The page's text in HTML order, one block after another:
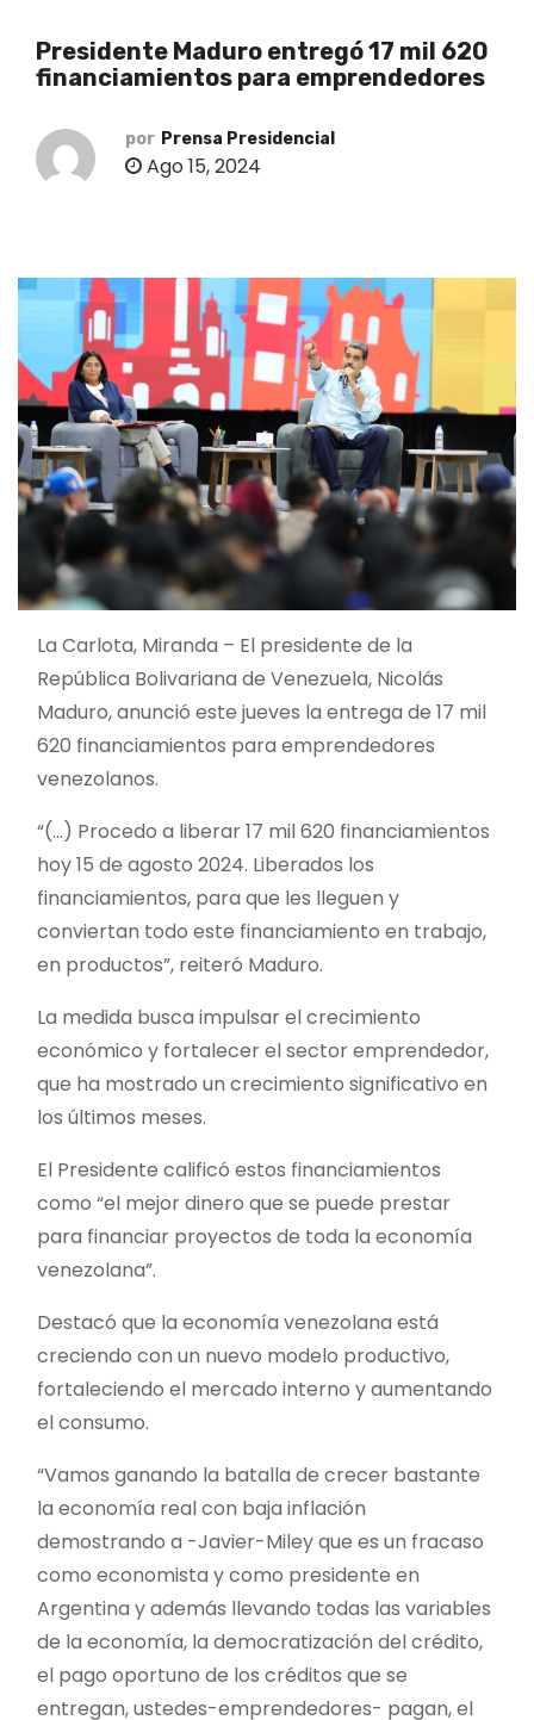
Presidente Maduro entregó 17 mil 620
financiamientos para emprendedores
por Prensa Presidencial
Ago 15, 2024
La Carlota, Miranda – El presidente de la
República Bolivariana de Venezuela, Nicolás
Maduro, anunció este jueves la entrega de 17 mil
620 financiamientos para emprendedores
venezolanos.
“(…) Procedo a liberar 17 mil 620 financiamientos
hoy 15 de agosto 2024. Liberados los
financiamientos, para que les lleguen y
conviertan todo este financiamiento en trabajo,
en productos”, reiteró Maduro.
La medida busca impulsar el crecimiento
económico y fortalecer el sector emprendedor,
que ha mostrado un crecimiento significativo en
los últimos meses.
El Presidente calificó estos financiamientos
como “el mejor dinero que se puede prestar
para financiar proyectos de toda la economía
venezolana”.
Destacó que la economía venezolana está
creciendo con un nuevo modelo productivo,
fortaleciendo el mercado interno y aumentando
el consumo.
“Vamos ganando la batalla de crecer bastante
la economía real con baja inflación
demostrando a -Javier-Miley que es un fracaso
como economista y como presidente en
Argentina y además llevando todas las variables
de la economía, la democratización del crédito,
el pago oportuno de los créditos que se
entregan, ustedes-emprendedores- pagan, el